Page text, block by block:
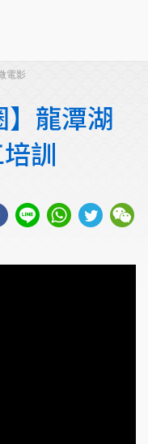
電影
】龍潭湖
訓